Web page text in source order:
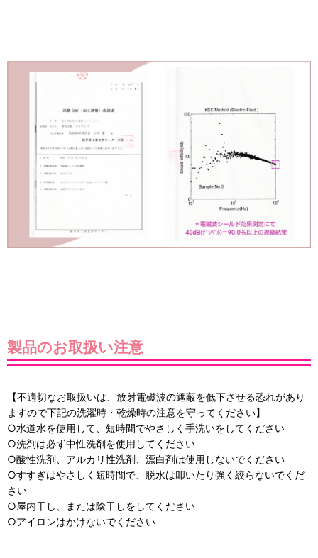
製品のお取扱い注意
【不適切なお取扱いは、放射電磁波の遮蔽を低下させる恐れがあり
ますので下記の洗濯時・乾燥時の注意を守ってください】
○水道水を使用して、短時間でやさしく手洗いをしてください
○洗剤は必ず中性洗剤を使用してください
○酸性洗剤、アルカリ性洗剤、漂白剤は使用しないでください
○すすぎはやさしく短時間で、脱水は叩いたり強く絞らないでくだ
さい
○屋内干し、または陰干しをしてください
○アイロンはかけないでください